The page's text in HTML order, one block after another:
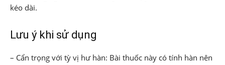
kéo dài.
Lưu ý khi sử dụng
– Cẩn trọng với tỳ vị hư hàn: Bài thuốc này có tính hàn nên